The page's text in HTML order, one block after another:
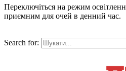
Переключіться на режим
приємним для очей в денний час.
Search for: